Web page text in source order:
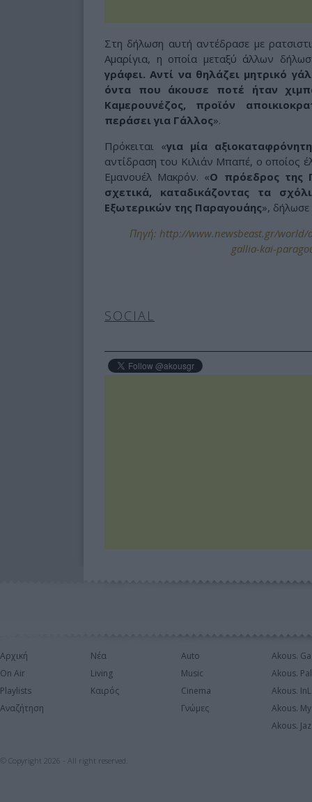
Στη δήλωση αυτή αντέδρασε με
Αμαρίγια, η οποία μεταξύ άλλων
γράφει. Αντί να θηλάζει μητρικό
όντα που άκουσε ποτέ ήταν
Καμερουνέζος, προϊόν
περάσει για Γάλλος».
Πρόκειται «για μία
αντίδραση του Κιλιάν Μπαπέ, ο οποίος
Εμανουέλ Μακρόν. «Ο πρόεδρος της
σχετικά, καταδικάζοντας τα
Εξωτερικών της Παραγουάης», δήλωσε
Πηγή: http://www.newsbeast.gr/
gallia-kai-
SOCIAL
Αρχική
On Air
Playlists
Αναζήτηση
Νέα
Living
Καιρός
Auto
Music
Cinema
Γνώμες
Akous.
Akous.
Akous.
Akous.
Akous.
© Copyright 2026 - All right reserved.